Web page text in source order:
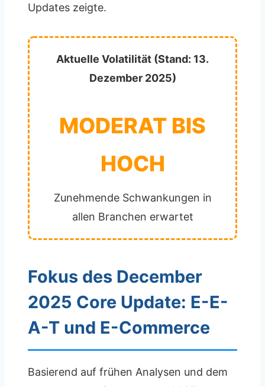
Updates zeigte.
Aktuelle Volatilität (Stand: 13.
Dezember 2025)
MODERAT BIS
HOCH
Zunehmende Schwankungen in
allen Branchen erwartet
Fokus des December
2025 Core Update: E-E-
A-T und E-Commerce
Basierend auf frühen Analysen und dem